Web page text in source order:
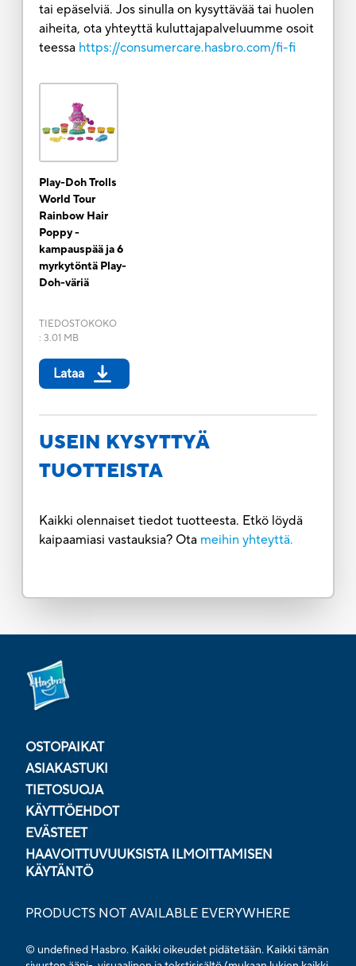
tai epäselviä. Jos sinulla on kysyttävää tai huolen
aiheita, ota yhteyttä kuluttajapalveluumme osoit
teessa https://consumercare.hasbro.com/fi-fi
Play-Doh Trolls
World Tour
Rainbow Hair
Poppy -
kampauspää ja 6
myrkytöntä Play-
Doh-väriä
TIEDOSTOKOKO
: 3.01 MB
Lataa
USEIN KYSYTTYÄ
TUOTTEISTA
Kaikki olennaiset tiedot tuotteesta. Etkö löydä
kaipaamiasi vastauksia? Ota meihin yhteyttä.
OSTOPAIKAT
ASIAKASTUKI
TIETOSUOJA
KÄYTTÖEHDOT
EVÄSTEET
HAAVOITTUVUUKSISTA ILMOITTAMISEN
KÄYTÄNTÖ
PRODUCTS NOT AVAILABLE EVERYWHERE
© undefined Hasbro. Kaikki oikeudet pidätetään. Kaikki tämän